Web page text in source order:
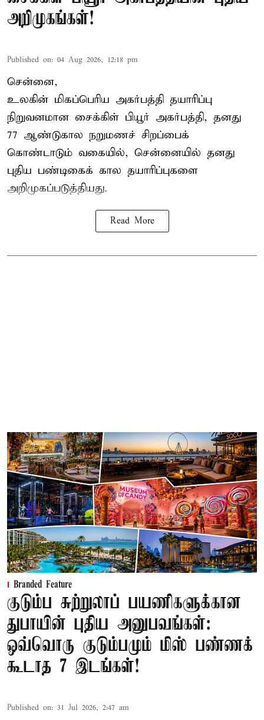
அறிமுகங்கள்!
Published on: 04 Aug 2026, 12:18 pm
சென்னை,
உலகின் மிகப்பெரிய அகர்பத்தி தயாரிப்பு
நிறுவனமான சைக்கிள் பியூர் அகர்பத்தி, தனது
77 ஆண்டுகால நறுமணச் சிறப்பைக்
கொண்டாடும் வகையில், சென்னையில் தனது
புதிய பண்டிகைக் கால தயாரிப்புகளை
அறிமுகப்படுத்தியது.
Read More
Branded Feature
குடும்ப சுற்றுலாப் பயணிகளுக்கான
துபாயின் புதிய அனுபவங்கள்:
ஒவ்வொரு குடும்பமும் மிஸ் பண்ணக்
கூடாத 7 இடங்கள்!
Published on: 31 Jul 2026, 2:47 am